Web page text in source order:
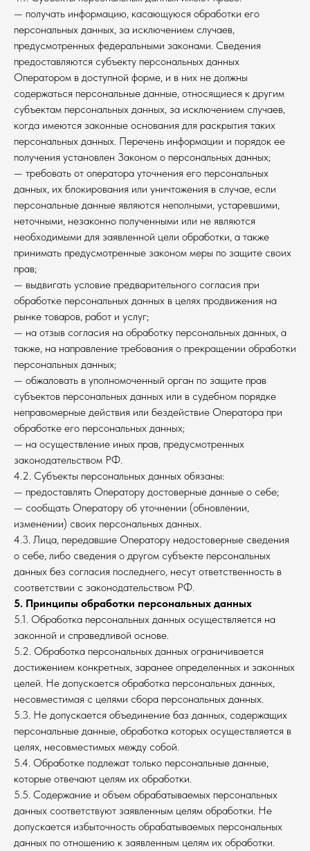
— получать информацию, касающуюся обработки его
персональных данных, за исключением случаев,
предусмотренных федеральными законами. Сведения
предоставляются субъекту персональных данных
Оператором в доступной форме, и в них не должны
содержаться персональные данные, относящиеся к другим
субъектам персональных данных, за исключением случаев,
когда имеются законные основания для раскрытия таких
персональных данных. Перечень информации и порядок ее
получения установлен Законом о персональных данных;
— требовать от оператора уточнения его персональных
данных, их блокирования или уничтожения в случае, если
персональные данные являются неполными, устаревшими,
неточными, незаконно полученными или не являются
необходимыми для заявленной цели обработки, а также
принимать предусмотренные законом меры по защите своих
прав;
— выдвигать условие предварительного согласия при
обработке персональных данных в целях продвижения на
рынке товаров, работ и услуг;
— на отзыв согласия на обработку персональных данных, а
также, на направление требования о прекращении обработки
персональных данных;
— обжаловать в уполномоченный орган по защите прав
субъектов персональных данных или в судебном порядке
неправомерные действия или бездействие Оператора при
обработке его персональных данных;
— на осуществление иных прав, предусмотренных
законодательством РФ.
4.2. Субъекты персональных данных обязаны:
— предоставлять Оператору достоверные данные о себе;
— сообщать Оператору об уточнении (обновлении,
изменении) своих персональных данных.
4.3. Лица, передавшие Оператору недостоверные сведения
о себе, либо сведения о другом субъекте персональных
данных без согласия последнего, несут ответственность в
соответствии с законодательством РФ.
5. Принципы обработки персональных данных
5.1. Обработка персональных данных осуществляется на
законной и справедливой основе.
5.2. Обработка персональных данных ограничивается
достижением конкретных, заранее определенных и законных
целей. Не допускается обработка персональных данных,
несовместимая с целями сбора персональных данных.
5.3. Не допускается объединение баз данных, содержащих
персональные данные, обработка которых осуществляется в
целях, несовместимых между собой.
5.4. Обработке подлежат только персональные данные,
которые отвечают целям их обработки.
5.5. Содержание и объем обрабатываемых персональных
данных соответствуют заявленным целям обработки. Не
допускается избыточность обрабатываемых персональных
данных по отношению к заявленным целям их обработки.